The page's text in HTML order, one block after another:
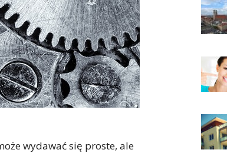
wydawać się proste, ale